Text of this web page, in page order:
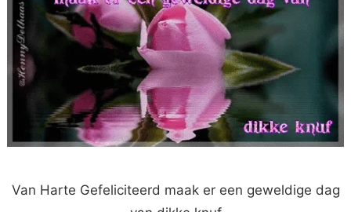
Van Harte Gefeliciteerd maak er een geweldige dag